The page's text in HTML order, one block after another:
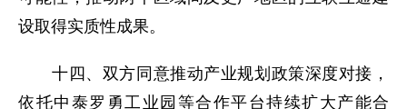
设取得实质性成果。
十四、双方同意推动产业规划政策深度对接，
依托中泰罗勇工业园等合作平台持续扩大产能合